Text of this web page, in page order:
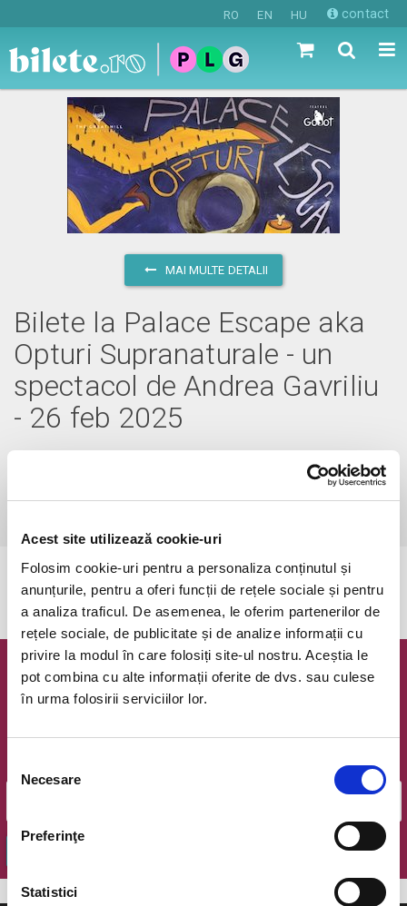
Acest site utilizează cookie-uri
Folosim cookie-uri pentru a personaliza conținutul și
anunțurile, pentru a oferi funcții de rețele sociale și pentru
a analiza traficul. De asemenea, le oferim partenerilor de
rețele sociale, de publicitate și de analize informații cu
privire la modul în care folosiți site-ul nostru. Aceștia le
pot combina cu alte informații oferite de dvs. sau culese
în urma folosirii serviciilor lor.
consimțământului
Necesare
Preferinţe
Statistici
RO EN HU contact
MAI MULTE DETALII
Bilete la Palace Escape aka
Opturi Supranaturale - un
spectacol de Andrea Gavriliu
- 26 feb 2025
Evenimentul a expirat.
Newsletter @ Bilete.ro
evenimente.